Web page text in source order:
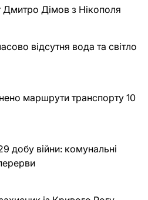
Дмитро Дімов з Нікополя
відсутня вода та світло
маршрути транспорту 10
добу війни: комунальні